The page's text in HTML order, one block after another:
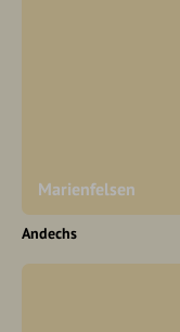
Marienfelsen
Andechs